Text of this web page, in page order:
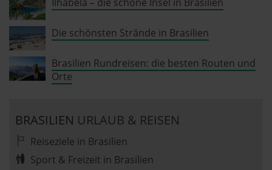
Die schönsten Strände in Brasilien
Brasilien Rundreisen: die besten Routen und
Orte
BRASILIEN URLAUB & REISEN
Reiseziele in Brasilien
Sport & Freizeit in Brasilien